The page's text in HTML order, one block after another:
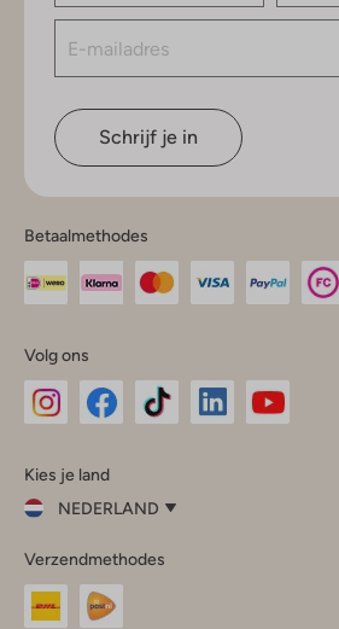
Schrijf je in
Betaalmethodes
Volg ons
InstagramFacebook
Kies je land
NEDERLAND
je
land
Nederland
Verzendmethodes